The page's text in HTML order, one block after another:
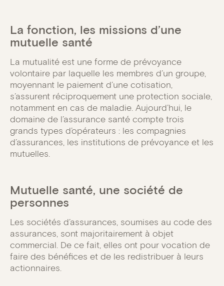
La fonction, les missions d’une
mutuelle santé
La mutualité est une forme de prévoyance
volontaire par laquelle les membres d’un groupe,
moyennant le paiement d’une cotisation,
s’assurent réciproquement une protection sociale,
notamment en cas de maladie. Aujourd’hui, le
domaine de l’assurance santé compte trois
grands types d’opérateurs : les compagnies
d’assurances, les institutions de prévoyance et les
mutuelles.
Mutuelle santé, une société de
personnes
Les sociétés d’assurances, soumises au code des
assurances, sont majoritairement à objet
commercial. De ce fait, elles ont pour vocation de
faire des bénéfices et de les redistribuer à leurs
actionnaires.